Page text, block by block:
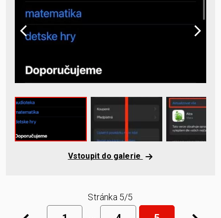
Vstoupit do galerie
Stránka 5/5